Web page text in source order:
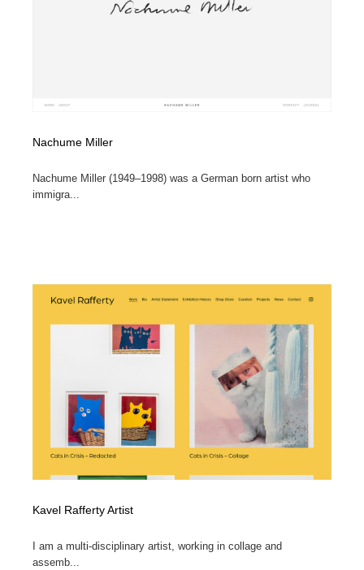
Nachume Miller
Nachume Miller (1949–1998) was a German born artist who
immigra...
Kavel Rafferty Artist
I am a multi-disciplinary artist, working in collage and
assemb...